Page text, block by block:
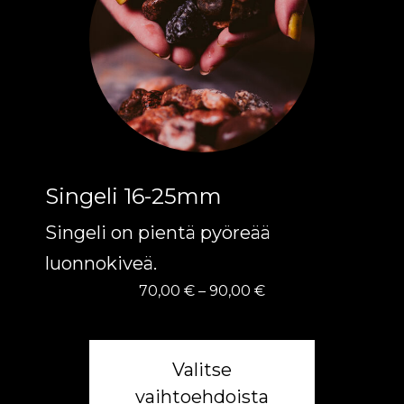
Singeli 16-25mm
70,00 € – 90,00 €Hintaluokka:
-
Singeli on pientä pyöreää
luonnokiveä.
Valitse
vaihtoehdoista
useampi
muunnelma.
sivulla.